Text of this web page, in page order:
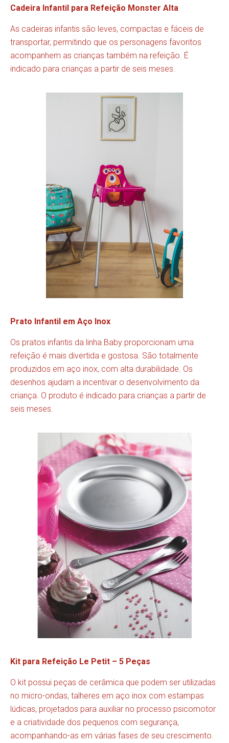
Cadeira Infantil para Refeição Monster Alta
As cadeiras infantis são leves, compactas e fáceis de
transportar, permitindo que os personagens favoritos
acompanhem as crianças também na refeição. É
indicado para crianças a partir de seis meses.
Prato Infantil em Aço Inox
Os pratos infantis da linha Baby proporcionam uma
refeição é mais divertida e gostosa. São totalmente
produzidos em aço inox, com alta durabilidade. Os
desenhos ajudam a incentivar o desenvolvimento da
criança. O produto é indicado para crianças a partir de
seis meses.
Kit para Refeição Le Petit – 5 Peças
O kit possui peças de cerâmica que podem ser utilizadas
no micro-ondas, talheres em aço inox com estampas
lúdicas, projetados para auxiliar no processo psicomotor
e a criatividade dos pequenos com segurança,
acompanhando-as em várias fases de seu crescimento.